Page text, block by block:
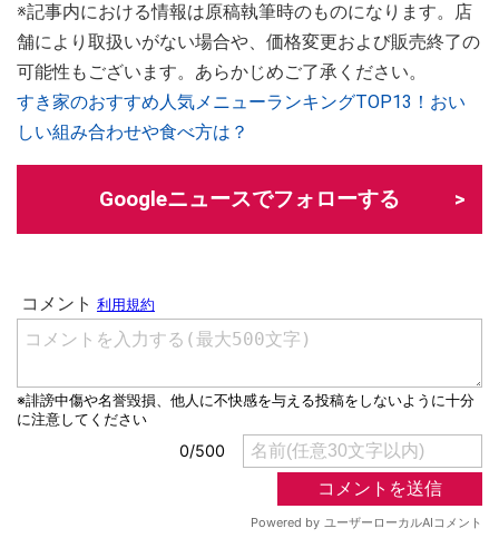
※記事内における情報は原稿執筆時のものになります。店
舗により取扱いがない場合や、価格変更および販売終了の
可能性もございます。あらかじめご了承ください。
すき家のおすすめ人気メニューランキングTOP13！おい
しい組み合わせや食べ方は？
Googleニュースでフォローする